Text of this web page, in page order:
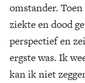
omstander.
ziekte en dood
perspectief en
ergste was. Ik
kan ik niet